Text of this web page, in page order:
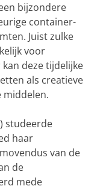
bijzondere
container-
Juist zulke
voor
deze tijdelijke
als creatieve
middelen.
studeerde
haar
van de
de
mede